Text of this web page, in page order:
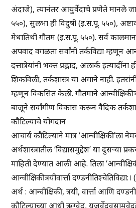
अंदाजे), त्यानंतर आयुर्वेदाचे प्रणेते मानले
५५०), सुलभा ही विदुषी (इ.स.पू. ५५०),
मेधातिथी गौतम (इ.स.पू. ५५०). सर्व
अपवाद वगळता सर्वांनी तर्कविद्या म्हणून
दत्तात्रेयांनी भक्त प्रह्लाद, अलार्क इत्यादींना
शिकविली, तर्कशास्त्र या अंगाने नाही.
म्हणून विकसित केली. गौतमाने
बाजूने सर्वांगीण विकास करून वैदिक
कौटिल्याचे योगदान
आचार्य कौटिल्याने मात्र ‘आन्वीक्षिकी’ला
अर्थशास्त्रातील ‘विद्यासमुद्देश’ या दुसऱ्या
माहिती देण्यात आली आहे. तिला
आन्वीक्षिकीत्रयीवार्त्ता
अर्थ : आन्वीक्षिकी, त्रयी, वार्त्ता आणि
कौटिल्याच्या आधी ऋग्वेद,